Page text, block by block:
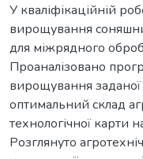
У кваліфікаційній
вирощування
для міжрядного
Проаналізовано
вирощування
оптимальний склад
технологічної карти
Розглянуто